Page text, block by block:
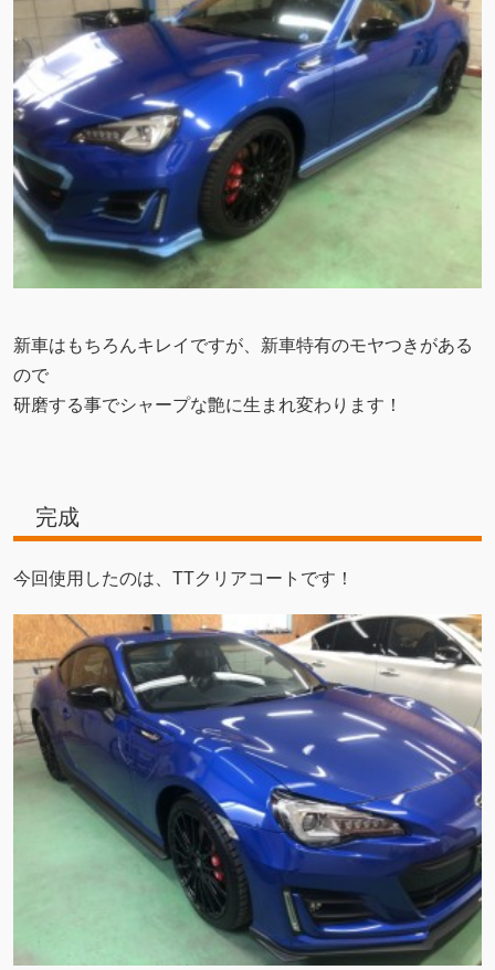
新車はもちろんキレイですが、新車特有のモヤつきがある
ので
研磨する事でシャープな艶に生まれ変わります！
完成
今回使用したのは、TTクリアコートです！